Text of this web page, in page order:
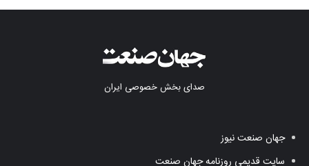
صدای بخش خصوصی ایران
جهان صنعت نیوز
سایت قدیمی روزنامه جهان صنعت